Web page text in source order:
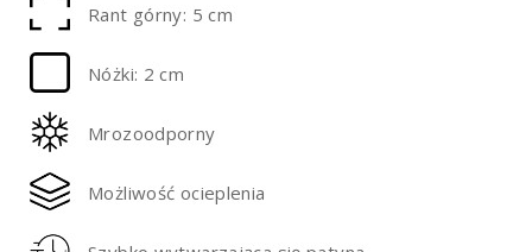
Rant górny: 5 cm
Nóżki: 2 cm
Mrozoodporny
Możliwość ocieplenia